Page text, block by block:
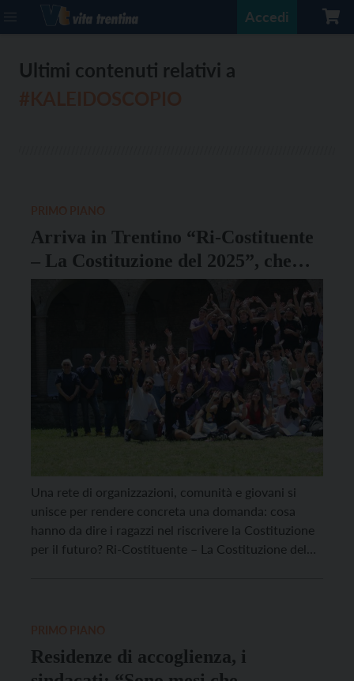
Accedi
Ultimi contenuti relativi a
Arriva in Trentino “Ri-Costituente
– La Costituzione del 2025”, che
coinvolge oltre 200 giovani da tutta
Una rete di organizzazioni, comunità e giovani si
unisce per rendere concreta una domanda: cosa
hanno da dire i ragazzi nel riscrivere la Costituzione
per il futuro? Ri-Costituente – La Costituzione del
Residenze di accoglienza, i